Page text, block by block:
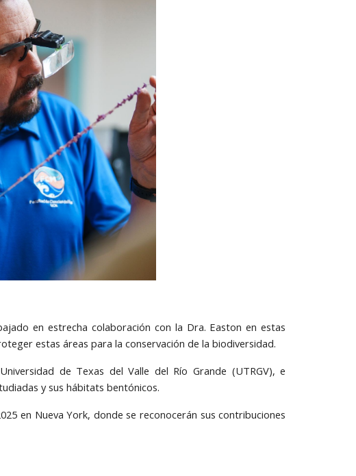
en estrecha colaboración con la Dra. Easton en estas
estas áreas para la conservación de la biodiversidad.
de Texas del Valle del Río Grande (UTRGV), e
y sus hábitats bentónicos.
en Nueva York, donde se reconocerán sus contribuciones